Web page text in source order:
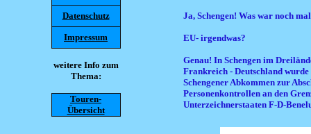
Datenschutz
Impressum
weitere Info zum
Thema:
Touren-
Übersicht
Ja, Schengen! Was war noch
EU- irgendwas?
Genau! In Schengen im
Frankreich - Deutschland wurde
Schengener Abkommen zur
Personenkontrollen an den
Unterzeichnerstaaten F-D-